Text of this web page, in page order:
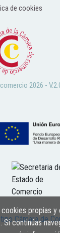
2026 -
de cookies
propias
Si continúas